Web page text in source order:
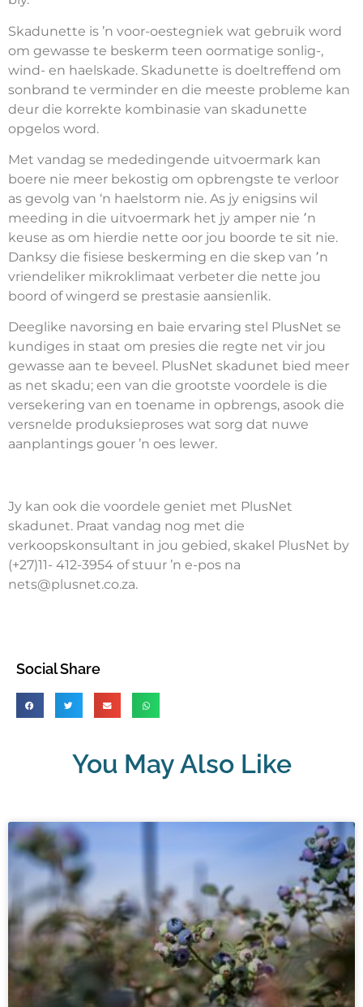
Skadunette is ŉ voor-oestegniek wat gebruik word
om gewasse te beskerm teen oormatige sonlig-,
wind- en haelskade. Skadunette is doeltreffend om
sonbrand te verminder en die meeste probleme kan
deur die korrekte kombinasie van skadunette
opgelos word.
Met vandag se mededingende uitvoermark kan
boere nie meer bekostig om opbrengste te verloor
as gevolg van ‘n haelstorm nie. As jy enigsins wil
meeding in die uitvoermark het jy amper nie ՚n
keuse as om hierdie nette oor jou boorde te sit nie.
Danksy die fisiese beskerming en die skep van ՚n
vriendeliker mikroklimaat verbeter die nette jou
boord of wingerd se prestasie aansienlik.
Deeglike navorsing en baie ervaring stel PlusNet se
kundiges in staat om presies die regte net vir jou
gewasse aan te beveel. PlusNet skadunet bied meer
as net skadu; een van die grootste voordele is die
versekering van en toename in opbrengs, asook die
versnelde produksieproses wat sorg dat nuwe
aanplantings gouer ŉ oes lewer.
Jy kan ook die voordele geniet met PlusNet
skadunet. Praat vandag nog met die
verkoopskonsultant in jou gebied, skakel PlusNet by
(+27)11- 412-3954 of stuur ŉ e-pos na
nets@plusnet.co.za.
Social Share
You May Also Like